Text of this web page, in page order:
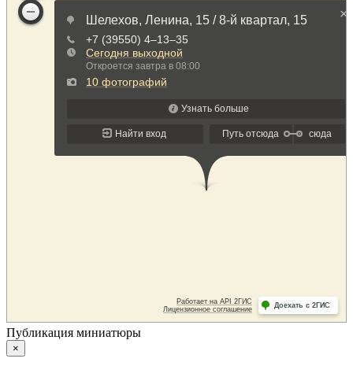
Публикация миниатюры
×